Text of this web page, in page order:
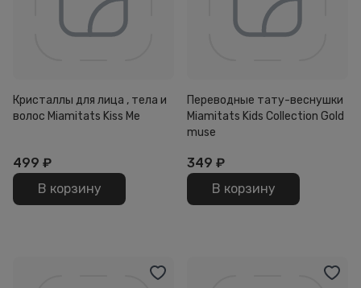
Кристаллы для лица , тела и
волос Miamitats Kiss Me
499 ₽
В корзину
Переводные тату-веснушки
Miamitats Kids Collection Gold
muse
349 ₽
В корзину